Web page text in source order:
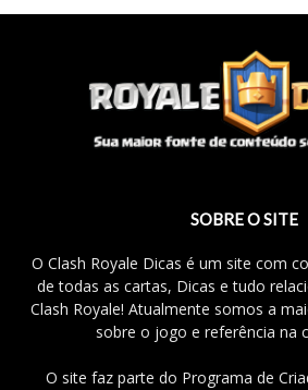
SOBRE O SITE
O Clash Royale Dicas é um site com
de todas as cartas, Dicas e tudo
Clash Royale! Atualmente somos a
sobre o jogo e referência na
O site faz parte do Programa de